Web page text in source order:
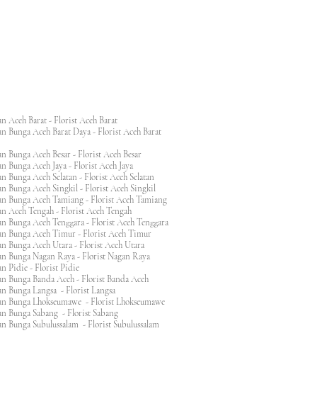
Aceh Barat - Florist Aceh Barat
Bunga Aceh Barat Daya - Florist Aceh Barat
Bunga Aceh Besar - Florist Aceh Besar
Bunga Aceh Jaya - Florist Aceh Jaya
Bunga Aceh Selatan - Florist Aceh Selatan
Bunga Aceh Singkil - Florist Aceh Singkil
Bunga Aceh Tamiang - Florist Aceh Tamiang
Aceh Tengah - Florist Aceh Tengah
Bunga Aceh Tenggara - Florist Aceh Tenggara
Bunga Aceh Timur - Florist Aceh Timur
Bunga Aceh Utara - Florist Aceh Utara
Bunga Nagan Raya - Florist Nagan Raya
Pidie - Florist Pidie
Bunga Banda Aceh - Florist Banda Aceh
Bunga Langsa - Florist Langsa
Bunga Lhokseumawe - Florist Lhokseumawe
Bunga Sabang - Florist Sabang
Bunga Subulussalam - Florist Subulussalam